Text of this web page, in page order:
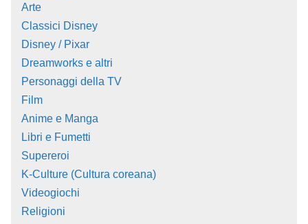
Arte
Classici Disney
Disney / Pixar
Dreamworks e altri
Personaggi della TV
Film
Anime e Manga
Libri e Fumetti
Supereroi
K-Culture (Cultura coreana)
Videogiochi
Religioni